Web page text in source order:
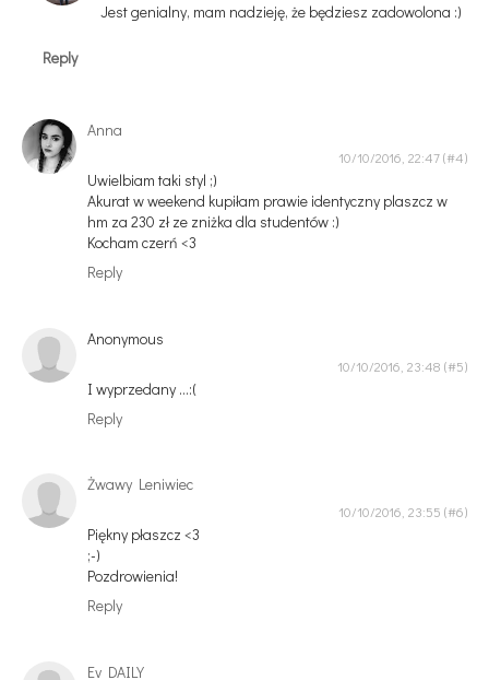
Jest genialny, mam nadzieję, że będziesz zadowolona :)
Reply
Anna
10/10/2016, 22:47
Uwielbiam taki styl ;)
Akurat w weekend kupiłam prawie identyczny plaszcz w
hm za 230 zł ze zniżka dla studentów :)
Kocham czerń <3
Reply
Anonymous
10/10/2016, 23:48
I wyprzedany ...:(
Reply
Żwawy Leniwiec
10/10/2016, 23:55
Piękny płaszcz <3
;-)
Pozdrowienia!
Reply
Ev DAILY